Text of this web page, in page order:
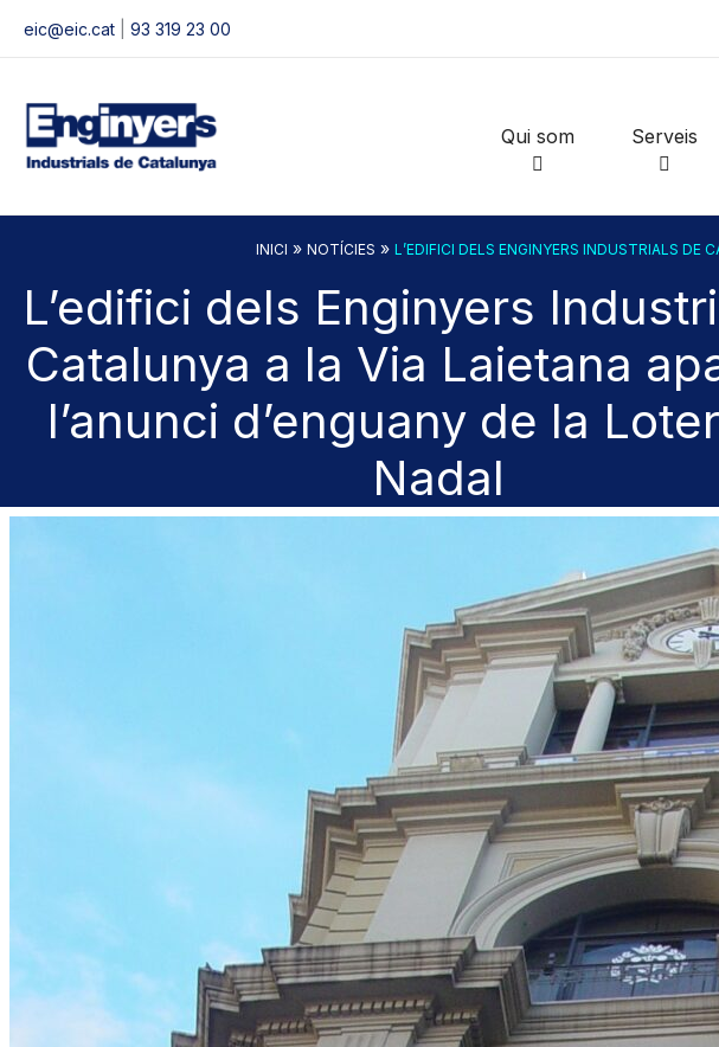
eic@eic.cat 93 319 23 00
Qui som Serveis
INICI » NOTÍCIES » L’EDIFICI DELS ENGINYERS INDUSTRIALS DE
L’edifici dels Enginyers
Catalunya a la Via Laietana
l’anunci d’enguany de la
Nadal